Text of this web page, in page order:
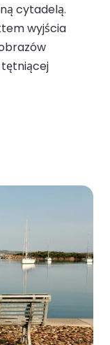
cytadelą.
wyjścia